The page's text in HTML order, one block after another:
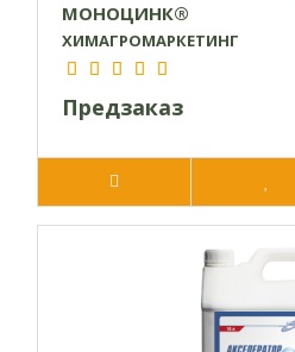
МОНОЦИНК®
ХИМАГРОМАРКЕТИНГ
Предзаказ